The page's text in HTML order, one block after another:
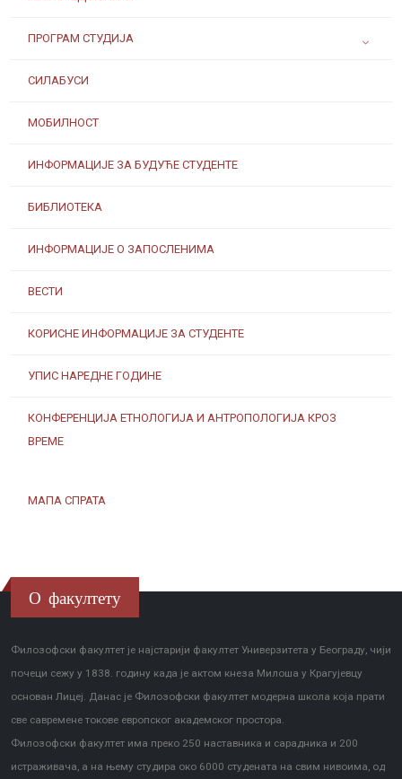
ПРОГРАМ СТУДИЈА
СИЛАБУСИ
МОБИЛНОСТ
ИНФОРМАЦИЈЕ ЗА БУДУЋЕ СТУДЕНТЕ
БИБЛИОТЕКА
ИНФОРМАЦИЈЕ О ЗАПОСЛЕНИМА
ВЕСТИ
КОРИСНЕ ИНФОРМАЦИЈЕ ЗА СТУДЕНТЕ
УПИС НАРЕДНЕ ГОДИНЕ
КОНФЕРЕНЦИЈА ЕТНОЛОГИЈА И АНТРОПОЛОГИЈА КРОЗ
ВРЕМЕ
МАПА СПРАТА
О факултету
Филозофски факултет је најстарији факултет Универзитета у Београду, чији
почеци сежу у 1838. годину када је актом кнеза Милоша у Крагујевцу
основан Лицеј. Данас је Филозофски факултет модерна школа која прати
све савремене токове европског академског простора.
Филозофски факултет има преко 250 наставника и сарадника и 200
истраживача, а на њему студира око 6000 студената на свим нивоима, од